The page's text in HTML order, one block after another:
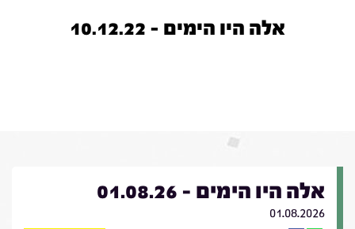
אלה היו הימים - 10.12.22
אלה היו הימים - 01.08.26
01.08.2026